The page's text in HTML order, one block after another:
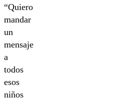
“Quiero
mandar
un
mensaje
a
todos
esos
niños